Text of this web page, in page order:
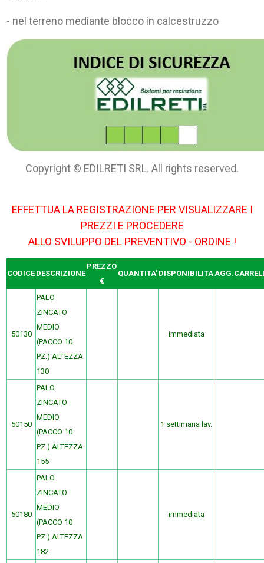
- nel terreno mediante blocco in calcestruzzo
Copyright © EDILRETI SRL. All rights reserved.
EFFETTUA LA REGISTRAZIONE PER VISUALIZZARE I
PREZZI E PROCEDERE
ALLO SVILUPPO DEL PREVENTIVO - ORDINE !
CODICEDESCRIZIONE
PREZZO
€
QUANTITA' DISPONIBILITA
50130
PALO
ZINCATO
MEDIO
(PACCO 10
PZ.) ALTEZZA
130
immediata
50150
PALO
ZINCATO
MEDIO
(PACCO 10
PZ.) ALTEZZA
155
1 settimana lav.
50180
PALO
ZINCATO
MEDIO
(PACCO 10
PZ.) ALTEZZA
182
immediata